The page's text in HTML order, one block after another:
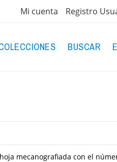
Mi cuenta Registro
BUSCAR
mecanografiada con el